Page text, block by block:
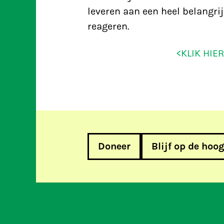
leveren aan een heel
reageren.
<KLIK
Doneer Blijf op de